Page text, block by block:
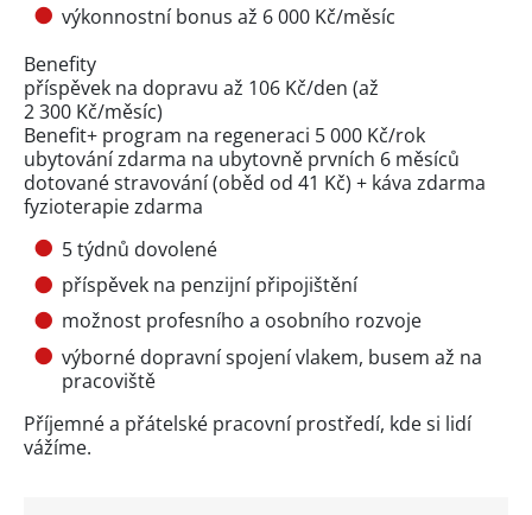
výkonnostní bonus až 6 000 Kč/měsíc
Benefity
příspěvek na dopravu až 106 Kč/den (až
2 300 Kč/měsíc)
Benefit+ program na regeneraci 5 000 Kč/rok
ubytování zdarma na ubytovně prvních 6 měsíců
dotované stravování (oběd od 41 Kč) + káva zdarma
fyzioterapie zdarma
5 týdnů dovolené
příspěvek na penzijní připojištění
možnost profesního a osobního rozvoje
výborné dopravní spojení vlakem, busem až na
pracoviště
Příjemné a přátelské pracovní prostředí, kde si lidí
vážíme.